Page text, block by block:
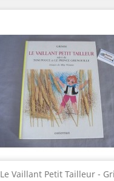
Le Vaillant Petit Tailleur -